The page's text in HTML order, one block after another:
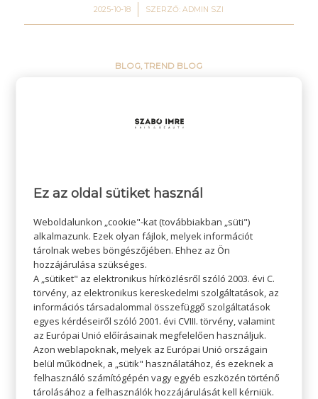
2025-10-18
/ SZERZŐ:ADMIN SZI
BLOG,TREND BLOG
Olvass tovább
2025-10-13
/ SZERZŐ: ADMIN SZI
BLOG,ESKÜVŐ BLOG,FODRÁSZAT BLOG,TREND BLOG
Elegáns frizurák – Nem
csak menyasszonyoknak!
Ez az oldal sütiket használ
Weboldalunkon „cookie"-kat (továbbiakban „süti")
alkalmazunk. Ezek olyan fájlok, melyek információt
tárolnak webes böngészőjében. Ehhez az Ön
hozzájárulása szükséges.
A „sütiket" az elektronikus hírközlésről szóló 2003. évi C.
törvény, az elektronikus kereskedelmi szolgáltatások, az
információs társadalommal összefüggő szolgáltatások
egyes kérdéseiről szóló 2001. évi CVIII. törvény, valamint
az Európai Unió előírásainak megfelelően használjuk.
Azon weblapoknak, melyek az Európai Unió országain
belül működnek, a „sütik" használatához, és ezeknek a
felhasználó számítógépén vagy egyéb eszközén történő
tárolásához a felhasználók hozzájárulását kell kérniük.